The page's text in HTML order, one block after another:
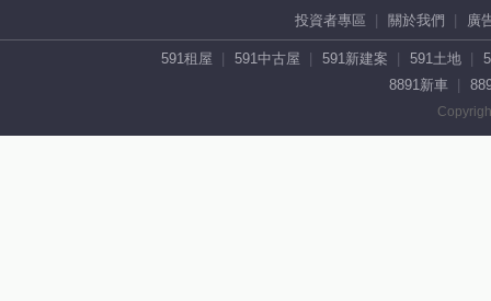
投資者專區 關於我們 廣
591租屋 591中古屋 591新建案 591土地
8891新車